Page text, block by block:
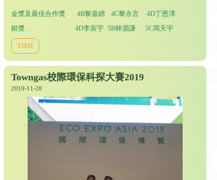
金獎及最佳合作獎 4B黎嘉縉 4C黎永言 4D丁恩澤
銀獎 4D李宸宇 5B林灝謙 5C周天宇
STEM
Towngas校際環保科探大賽2019
2019-11-28